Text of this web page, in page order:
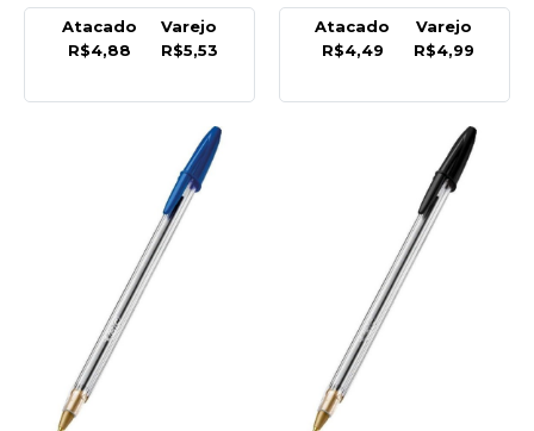
COMPARAR
LISTA DE DESEJO
Bobina Termica Uso Ecf
Branca 48G 80Mmx30M
Maxprint - Unidade
COMPRAR
COMPARAR
LISTA DE DESEJO
Pacote
Atacado
R$4,88
Varejo
R$5,53
Atacado
R$4,49
Varejo
R$4,99